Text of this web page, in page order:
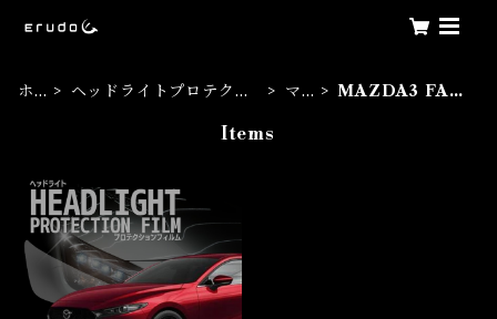
ホ
ヘッドライトプロテクシ
マ
MAZDA3 FAS
Items